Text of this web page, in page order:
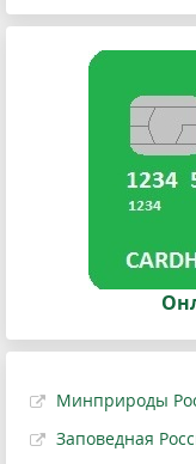
Минприроды
Заповедная